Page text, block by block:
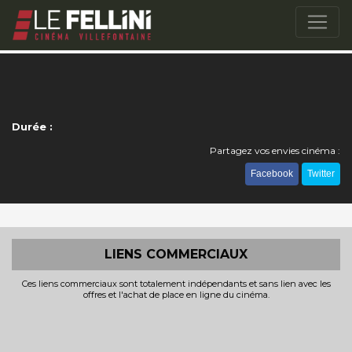
Durée :
Partagez vos envies cinéma :
Facebook Twitter
LIENS COMMERCIAUX
Ces liens commerciaux sont totalement indépendants et sans lien avec les
offres et l'achat de place en ligne du cinéma.